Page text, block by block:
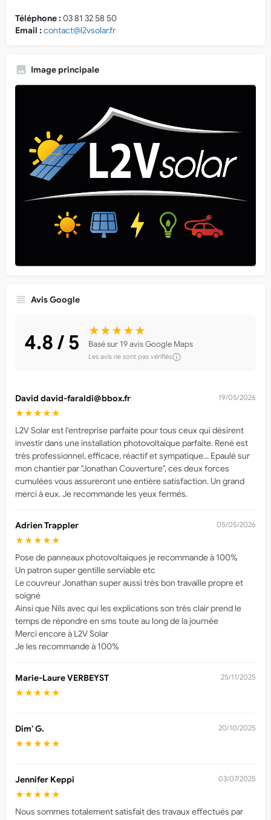
Téléphone :03 81 32 58 50
Email :contact@l2vsolar.fr
Image principale
Avis Google
4.8 / 5 ★★★★★
Basé sur 19 avis Google Maps
Les avis ne sont pas vérifiés
David david-faraldi@bbox.fr 19/05/2026
★★★★★
L2V Solar est l'entreprise parfaite pour tous ceux qui désirent
investir dans une installation photovoltaïque parfaite. René est
très professionnel, efficace, réactif et sympatique... Epaulé sur
mon chantier par "Jonathan Couverture", ces deux forces
cumulées vous assureront une entière satisfaction. Un grand
merci à eux. Je recommande les yeux fermés.
Adrien Trappler 05/05/2026
★★★★★
Pose de panneaux photovoltaïques je recommande à 100%
Un patron super gentille serviable etc
Le couvreur Jonathan super aussi très bon travaille propre et
soigné
Ainsi que Nils avec qui les explications son très clair prend le
temps de répondre en sms toute au long de la journée
Merci encore à L2V Solar
Je les recommande à 100%
Marie-Laure VERBEYST 25/11/2025
★★★★★
Dim' G. 20/10/2025
★★★★★
Jennifer Keppi 03/07/2025
★★★★★
Nous sommes totalement satisfait des travaux effectués par